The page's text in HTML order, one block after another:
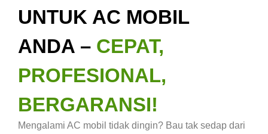
UNTUK AC MOBIL
ANDA – CEPAT,
PROFESIONAL,
BERGARANSI!
Mengalami AC mobil tidak dingin? Bau tak sedap dari